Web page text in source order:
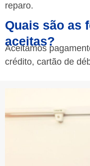
reparo.
Quais são as
aceitas?
Aceitamos
crédito, cartão de